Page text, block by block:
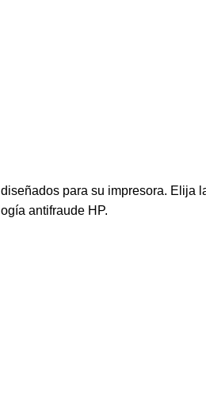
para su impresora. Elija
antifraude HP.